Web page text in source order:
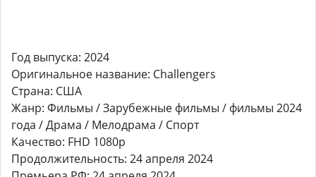
Год выпуска: 2024
Оригинальное название: Challengers
Страна: США
Жанр: Фильмы / Зарубежные фильмы / фильмы 2024
года / Драма / Мелодрама / Спорт
Качество: FHD 1080p
Продолжительность: 24 апреля 2024